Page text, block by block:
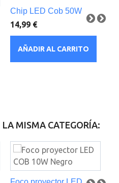
Chip LED Cob 50W
14,99 €
AÑADIR AL CARRITO
MISMA CATEGORÍA: